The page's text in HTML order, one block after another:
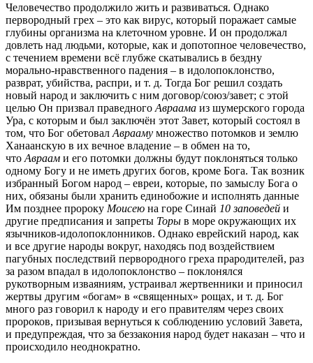
Человечество продолжило жить и развиваться. Однако
первородный грех – это как вирус, который поражает самые
глубины организма на клеточном уровне. И он продолжал
довлеть над людьми, которые, как и допотопное человечество,
с течением времени всё глубже скатывались в бездну
морально-нравственного падения – в идолопоклонство,
разврат, убийства, распри, и т. д. Тогда Бог решил создать
новый народ и заключить с ним договор/союз/завет; с этой
целью Он призвал праведного Авраама из шумерского города
Ура, с которым и был заключён этот Завет, который состоял в
том, что Бог обетовал Аврааму множество потомков и землю
Ханаанскую в их вечное владение – в обмен на то,
что Авраам и его потомки должны будут поклоняться только
одному Богу и не иметь других богов, кроме Бога. Так возник
избранный Богом народ – евреи, которые, по замыслу Бога о
них, обязаны были хранить единобожие и исполнять данные
Им позднее пророку Моисею на горе Синай 10 заповедей и
другие предписания и запреты Торы в море окружающих их
язычников-идолопоклонников. Однако еврейский народ, как
и все другие народы вокруг, находясь под воздействием
пагубных последствий первородного греха прародителей, раз
за разом впадал в идолопоклонство – поклонялся
рукотворным изваяниям, устраивал жертвенники и приносил
жертвы другим «богам» в «священных» рощах, и т. д. Бог
много раз говорил к народу и его правителям через своих
пророков, призывая вернуться к соблюдению условий Завета,
и предупреждая, что за беззакония народ будет наказан – что и
происходило неоднократно.